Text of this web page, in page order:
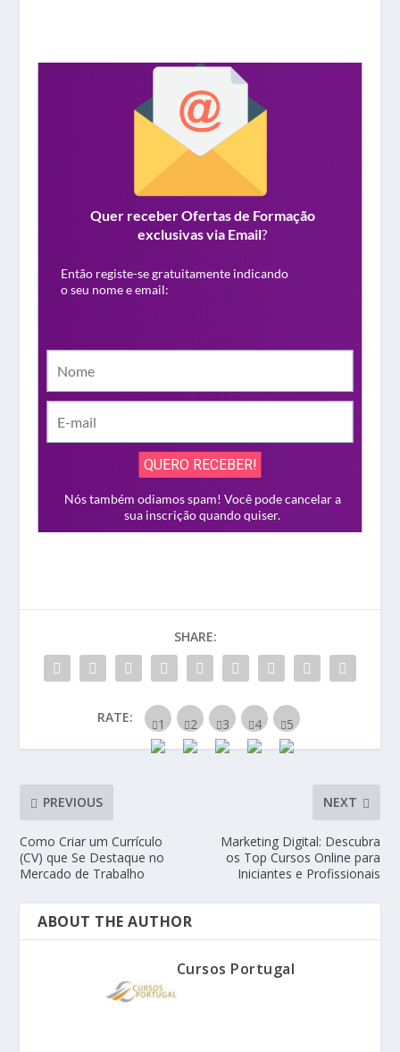
SHARE:
RATE:
PREVIOUS
Como Criar um Currículo
(CV) que Se Destaque no
Mercado de Trabalho
NEXT
Marketing Digital: Descubra
os Top Cursos Online para
Iniciantes e Profissionais
ABOUT THE AUTHOR
Cursos Portugal